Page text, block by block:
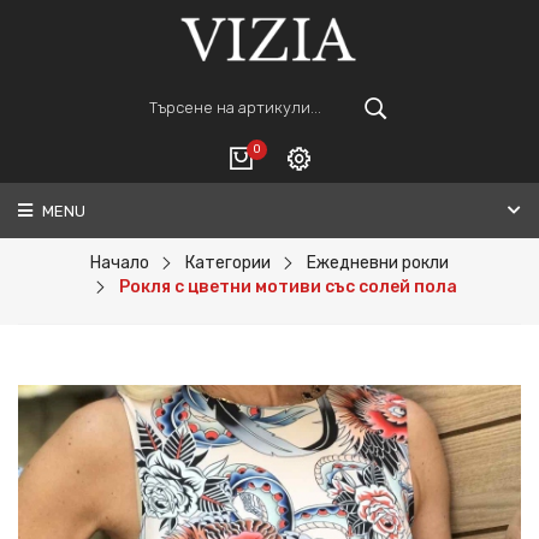
0
ВАШАТА КОЛИЧКА Е ПРАЗНА.
ПОРЪЧАЙ
Регистрация
MENU
Начало Категории
Ежедневни рокли
Рокля с цветни мотиви със солей пола